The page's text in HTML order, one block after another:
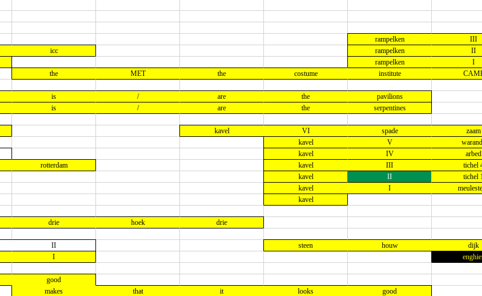
rampelken
III
icc rampelken
II
rampelken
I
the MET the costume institute
is / are the
pavilions
is / are the
serpentines
kavel VI spade
zaam
kavel V
kavel IV
arbed
rotterdam kavel III
tichel
kavel II
tichel
kavel I
kavel
drie hoek drie
II steen houw
dijk
I
good
makes
that it looks good